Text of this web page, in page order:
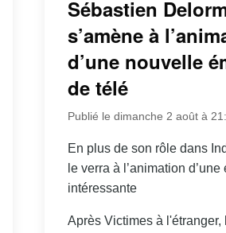
Sébastien
s’amène à
d’une nouvelle
de télé
Publié le dimanche 2 août à
En plus de son rôle dans
le verra à l’animation
intéressante
Après Victimes à l'étranger,